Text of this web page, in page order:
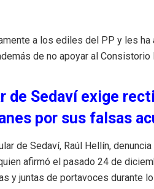
a los ediles del PP y les
de no apoyar al Consistorio
de Sedaví exige
por sus falsas
de Sedaví, Raúl Hellín,
afirmó el pasado 24 de
y juntas de portavoces durante